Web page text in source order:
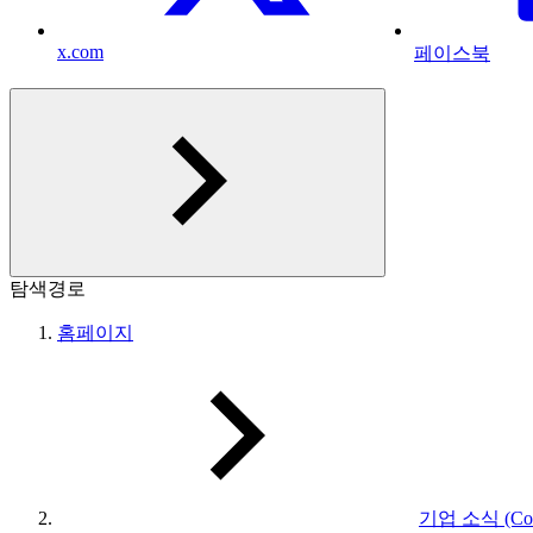
x.com 페이스북
탐색경로
홈페이지
기업 소식